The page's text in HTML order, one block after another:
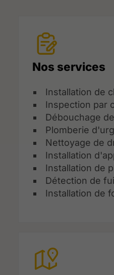
Nos services
Installation de
Inspection par
Débouchage
Plomberie
Nettoyage de
Installation
Installation de
Détection de
Installation de